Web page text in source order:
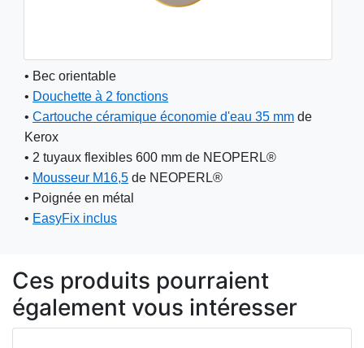
• Bec orientable
• Douchette à 2 fonctions
• Cartouche céramique économie d'eau 35 mm de
Kerox
• 2 tuyaux flexibles 600 mm de NEOPERL®
• Mousseur M16,5 de NEOPERL®
• Poignée en métal
• EasyFix inclus
Ces produits pourraient
également vous intéresser